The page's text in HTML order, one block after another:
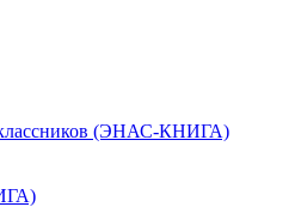
(ЭНАС-КНИГА)